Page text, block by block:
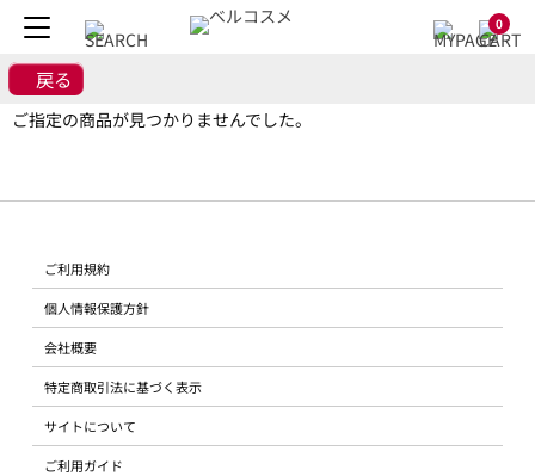
0
戻る
ご指定の商品が見つかりませんでした。
ご利用規約
個人情報保護方針
会社概要
特定商取引法に基づく表示
サイトについて
ご利用ガイド